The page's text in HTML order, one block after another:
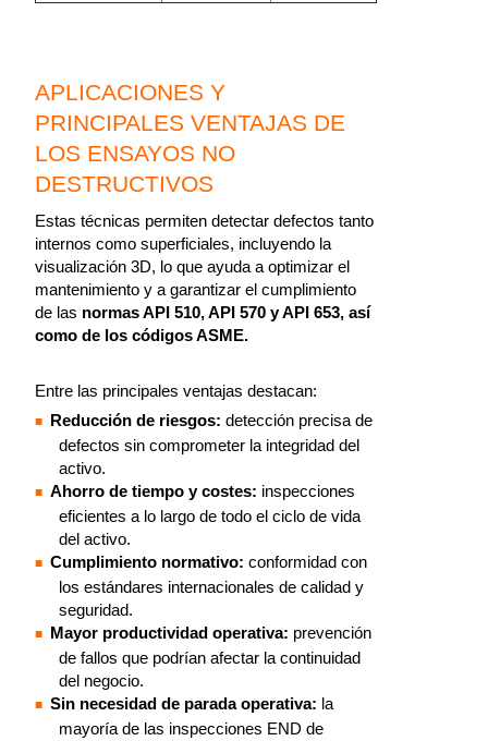
APLICACIONES Y
PRINCIPALES VENTAJAS DE
LOS ENSAYOS NO
DESTRUCTIVOS
Estas técnicas permiten detectar defectos tanto
internos como superficiales, incluyendo la
visualización 3D, lo que ayuda a optimizar el
mantenimiento y a garantizar el cumplimiento
de las normas API 510, API 570 y API 653, así
como de los códigos ASME.
Entre las principales ventajas destacan:
Reducción de riesgos: detección precisa de
defectos sin comprometer la integridad del
activo.
Ahorro de tiempo y costes: inspecciones
eficientes a lo largo de todo el ciclo de vida
del activo.
Cumplimiento normativo: conformidad con
los estándares internacionales de calidad y
seguridad.
Mayor productividad operativa: prevención
de fallos que podrían afectar la continuidad
del negocio.
Sin necesidad de parada operativa: la
mayoría de las inspecciones END de